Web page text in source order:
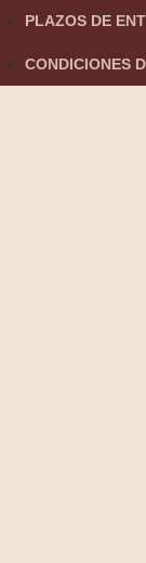
PLAZOS DE
CONDICIONES